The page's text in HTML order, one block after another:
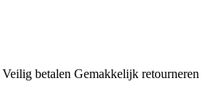
Veilig betalen Gemakkelijk retourneren